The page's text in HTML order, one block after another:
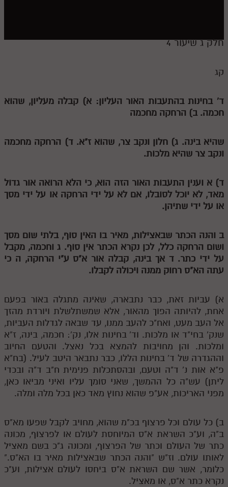
חלק יב
חלק יד
חלק טו
חלק ט"ז
שידור חי
הזמן סט תע"ס
הזמן סט תלמוד עשר הספירות
תלמוד עשר הספירות בעיון
תע"ס חלק ב' עיון
תע"ס חלק ג' עיון
תלמוד עשר הספירות חלק ד
תלמוד עשר הספירות חלק ה
תלמוד עשר הספירות חלק ו
תלמוד עשר הספירות חלק ז
תלמוד עשר הספירות חלק ט
תלמוד עשר הספירות חלק י
תלמוד עשר הספירות חלק יא
חלק ג שיעור 4
קג
ד' בחינות בהתעבות האור העליון: א) קבלה מעליון, שהוא
חכמה. ב) הרחקה מחכמה
שהיא בינה. ג) חלון ונקב צר, שהוא ז"א. ד) הרחקה מחכמה
ונקב צר שהיא מלכות.
ד)א וענין התעבות האור הזה הוא, כי הלא הרואה אור גדול
מאד, לא יוכל לסובלו, אם לא על ידי הרחקה או על ידי מסך
או על ידי שתיהן.
ב והנה הכתר שבאצילות, מאיר בו האין סוף, בלתי שום מסך
ושום הרחקה כלל, לכן נקרא הכתר אין סוף. גוחכמה, מקבל
על ידי כתר.ד אך בינה, קבלה אור א"ס ע"י הרחקה, ה כי
עתה הא"ס רחוק ממנה ויכולה לקבלו.
א) עביות זאת, כבר נתבארה, שאינה מתגלה באור בפעם
אחת, להיותה הפוך מהאור, אלא שמשתלשלת ויורדת מהזך
אל העב מעט, ואח"כ להעב ממנו, עד שבאה לגדלות העביות,
שנק' בחי"ד או מלכות. וד' בחינות אלו, נק': חכמה, בינה, ז"א
ומלכות. והן מחויבות להמצא בכל נאצל. והטעם החיוב
וההגדרה של ד' בחינות הללו, כבר נתבאר היטב לעיל. (בח"א
פ"א אות נ' ד"ה וטעם, ובהסתכלות פנימית ח"ב ד"ה ובכדי
ליתן) עש"ה כל ההמשך, שאני סומך עליו ואיני מביאו כאן,
מפני האריכות, אע"פ שהוא נחוץ מאד כאן בכל מלה ומלה.
ב) כל עולם וכל פרצוף בכ"מ שהוא, מחויב לקבל שפעו מא"ס
ב"ה, וע"כ השראת א"ס המיוחסת לעולם או לפרצוף, מכונה
כתר של העולם וכתר של הפרצוף, ומכונה ג"כ בשם מאציל
לאותו עולם. וז"ש "והנה הכתר שבאצילות מאיר בו הא"ס."
כלומר, אשר שם השראת א"ס ביחסו לעולם אצילות, וע"כ
נקרא כתר א"ס, או מאציל.